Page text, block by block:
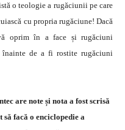
o teologie a rugăciunii pe care
cu propria rugăciune! Dacă
oprim în a face și rugăciuni
înainte de a fi rostite rugăciuni
are note și nota a fost scrisă
să facă o enciclopedie a